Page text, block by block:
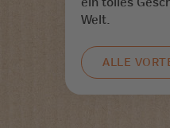
Welt.
ALLE